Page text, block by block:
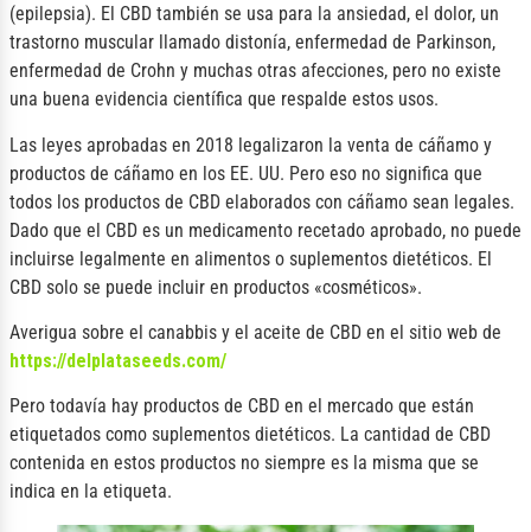
(epilepsia). El CBD también se usa para la ansiedad, el dolor, un
trastorno muscular llamado distonía, enfermedad de Parkinson,
enfermedad de Crohn y muchas otras afecciones, pero no existe
una buena evidencia científica que respalde estos usos.
Las leyes aprobadas en 2018 legalizaron la venta de cáñamo y
productos de cáñamo en los EE. UU. Pero eso no significa que
todos los productos de CBD elaborados con cáñamo sean legales.
Dado que el CBD es un medicamento recetado aprobado, no puede
incluirse legalmente en alimentos o suplementos dietéticos. El
CBD solo se puede incluir en productos «cosméticos».
Averigua sobre el canabbis y el aceite de CBD en el sitio web de
https://delplataseeds.com/
Pero todavía hay productos de CBD en el mercado que están
etiquetados como suplementos dietéticos. La cantidad de CBD
contenida en estos productos no siempre es la misma que se
indica en la etiqueta.